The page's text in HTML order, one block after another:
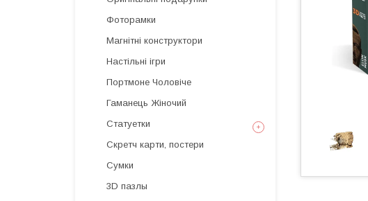
Фоторамки
Магнітні конструктори
Настільні ігри
Портмоне Чоловіче
Гаманець Жіночий
Статуетки
Скретч карти, постери
Сумки
3D пазлы